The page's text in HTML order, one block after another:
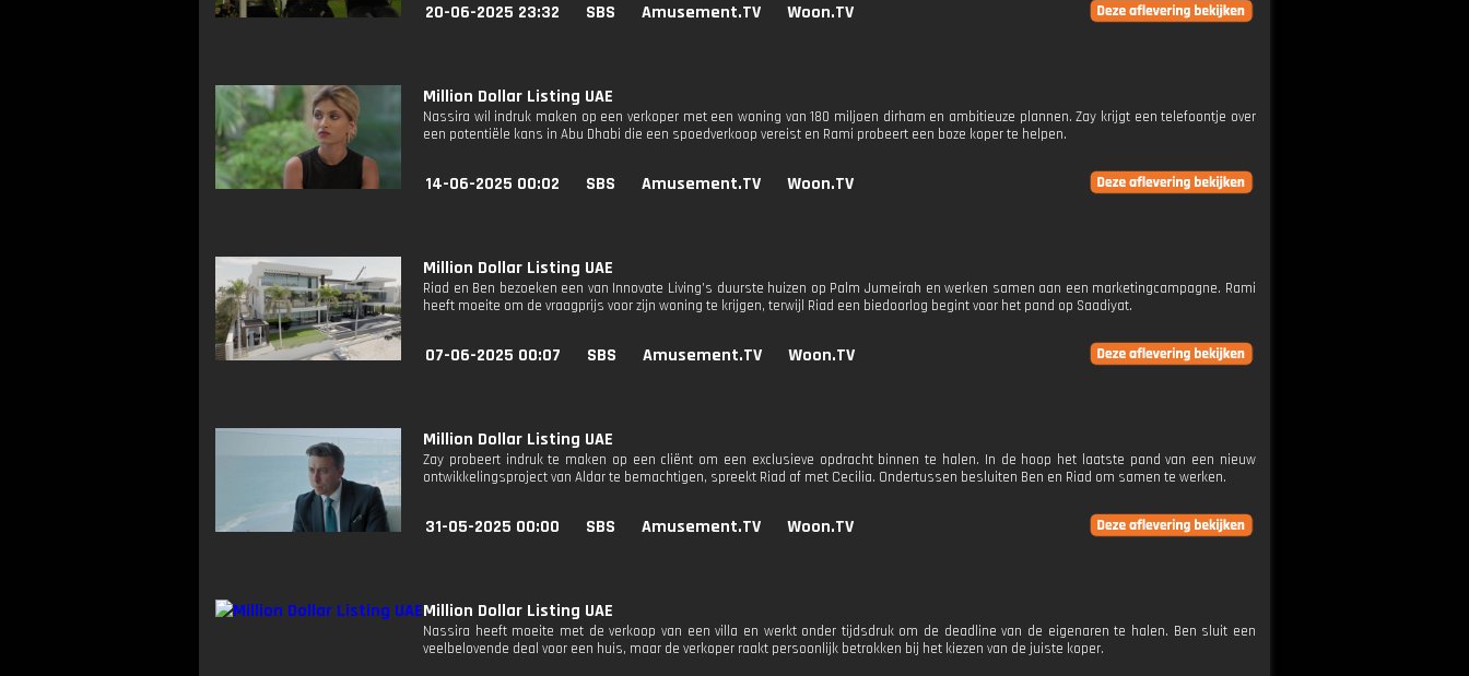
20-06-2025 23:32 SBS Amusement.TV Woon.TV
Million Dollar Listing UAE
Nassira wil indruk maken op een verkoper met een woning van 180 miljoen dirham en ambitieuze plannen. Zay krijgt een telefoontje over
een potentiële kans in Abu Dhabi die een spoedverkoop vereist en Rami probeert een boze koper te helpen.
14-06-2025 00:02 SBS Amusement.TV Woon.TV
Million Dollar Listing UAE
Riad en Ben bezoeken een van Innovate Living’s duurste huizen op Palm Jumeirah en werken samen aan een marketingcampagne. Rami
heeft moeite om de vraagprijs voor zijn woning te krijgen, terwijl Riad een biedoorlog begint voor het pand op Saadiyat.
07-06-2025 00:07 SBS Amusement.TV Woon.TV
Million Dollar Listing UAE
Zay probeert indruk te maken op een cliënt om een ​​exclusieve opdracht binnen te halen. In de hoop het laatste pand van een nieuw
ontwikkelingsproject van Aldar te bemachtigen, spreekt Riad af met Cecilia. Ondertussen besluiten Ben en Riad om samen te werken.
31-05-2025 00:00 SBS Amusement.TV Woon.TV
Million Dollar Listing UAE
Nassira heeft moeite met de verkoop van een villa en werkt onder tijdsdruk om de deadline van de eigenaren te halen. Ben sluit een
veelbelovende deal voor een huis, maar de verkoper raakt persoonlijk betrokken bij het kiezen van de juiste koper.